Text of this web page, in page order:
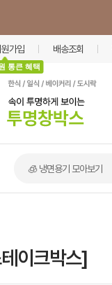
가입
통큰 혜택
배송조회
🧊 냉면용기 모아보기
이크박스]